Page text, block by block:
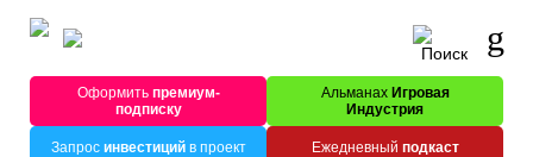
Оформитьпремиум-
подписку
Альманах Игровая
Индустрия
Запрос инвестицийв проект Ежедневный подкаст